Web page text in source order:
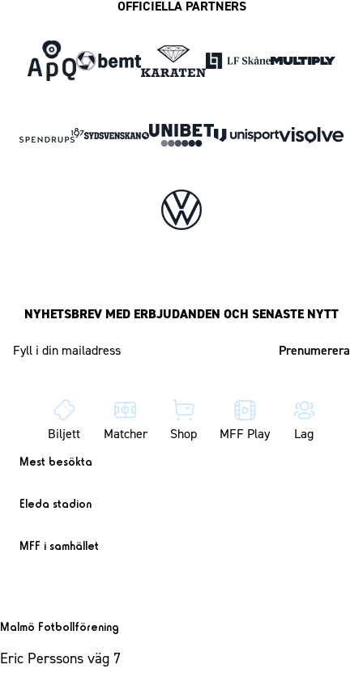
OFFICIELLA PARTNERS
NYHETSBREV MED ERBJUDANDEN OCH SENASTE NYTT
Biljett Matcher Shop MFF Play Lag
Mest besökta
Eleda stadion
MFF i samhället
Malmö Fotbollförening
Eric Perssons väg 7